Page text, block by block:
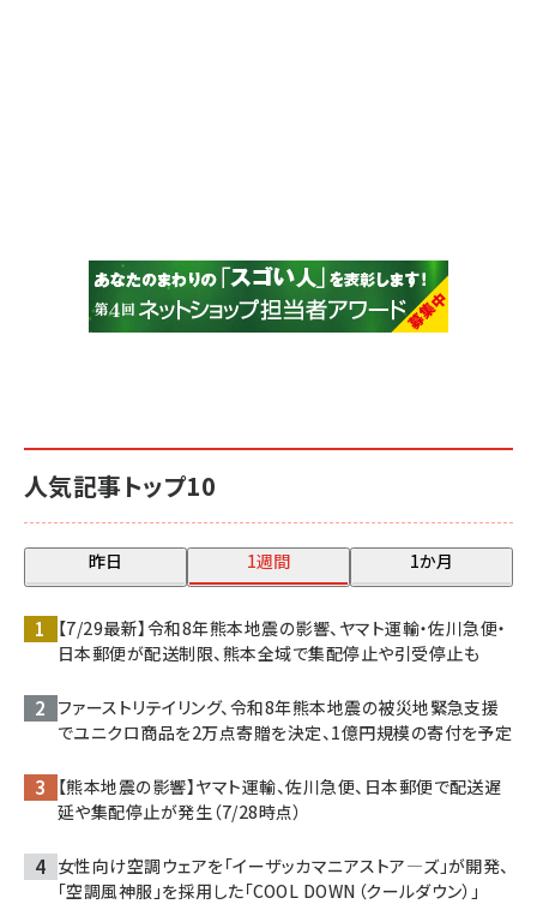
人気記事トップ10
昨日 1週間 1か月
【7/29最新】令和8年熊本地震の影響、ヤマト運輸・佐川急便・
日本郵便が配送制限、熊本全域で集配停止や引受停止も
ファーストリテイリング、令和8年熊本地震の被災地緊急支援
でユニクロ商品を2万点寄贈を決定、1億円規模の寄付を予定
【熊本地震の影響】ヤマト運輸、佐川急便、日本郵便で配送遅
延や集配停止が発生（7/28時点）
女性向け空調ウェアを「イーザッカマニアストア―ズ」が開発、
「空調風神服」を採用した「COOL DOWN（クールダウン）」